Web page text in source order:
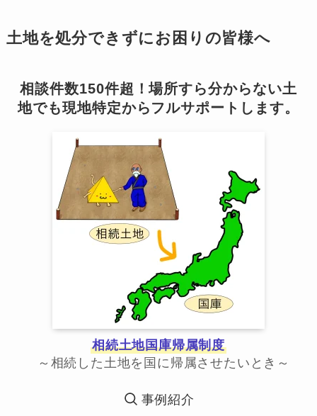
土地を処分できずにお困りの皆様へ
相談件数150件超！場所すら分からない土
地でも現地特定からフルサポートします。
相続土地国庫帰属制度
～相続した土地を国に帰属させたいとき～
事例紹介